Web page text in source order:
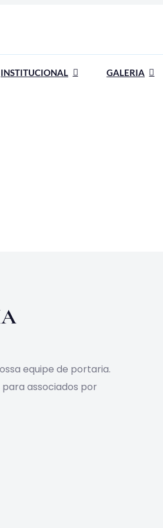
INSTITUCIONAL GALERIA
equipe de portaria.
associados por